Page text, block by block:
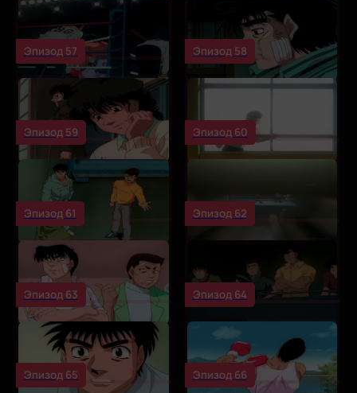
Эпизод 57 Эпизод 58
Эпизод 59 Эпизод 60
Эпизод 61 Эпизод 62
Эпизод 63 Эпизод 64
Эпизод 65 Эпизод 66